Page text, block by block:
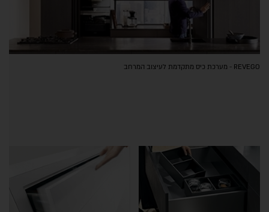
REVEGO - מערכת כיס מתקדמת לעיצוב המרחב